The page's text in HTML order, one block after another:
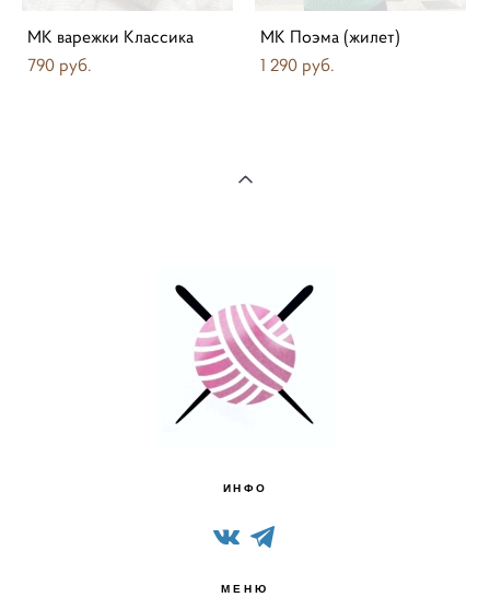
МК варежки Классика
790 pуб.
МК Поэма (жилет)
1 290 pуб.
ИНФО
МЕНЮ